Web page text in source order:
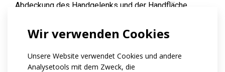
Wir verwenden Cookies
Unsere Website verwendet Cookies und andere
Analysetools mit dem Zweck, die
Abdeckung des Handgelenks und der Handfläche.
Reflektierende Elemente auf Anfrage.
Code:
at834